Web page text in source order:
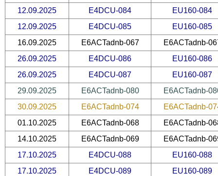
12.09.2025
E4DCU-084
EU160-084
12.09.2025
E4DCU-085
EU160-085
16.09.2025
E6ACTadnb-067
E6ACTadnb-
26.09.2025
E4DCU-086
EU160-086
26.09.2025
E4DCU-087
EU160-087
29.09.2025
E6ACTadnb-080
E6ACTadnb-
30.09.2025
E6ACTadnb-074
E6ACTadnb-
01.10.2025
E6ACTadnb-068
E6ACTadnb-
14.10.2025
E6ACTadnb-069
E6ACTadnb-
17.10.2025
E4DCU-088
EU160-088
17.10.2025
E4DCU-089
EU160-089